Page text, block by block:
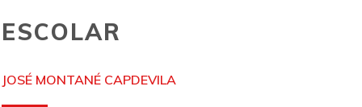
ESCOLAR
JOSÉ MONTANÉ CAPDEVILA